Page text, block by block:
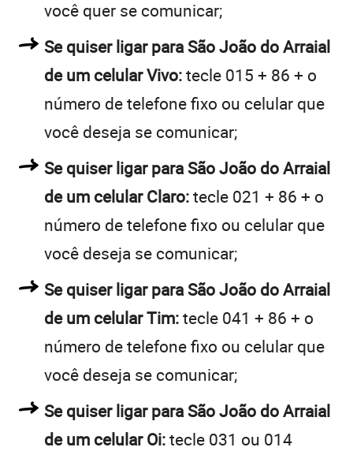
você quer se comunicar;
Se quiser ligar para São João do Arraial
de um celular Vivo:tecle 015 + 86 + o
número de telefone fixo ou celular que
você deseja se comunicar;
Se quiser ligar para São João do Arraial
de um celular Claro:tecle 021 + 86 + o
número de telefone fixo ou celular que
você deseja se comunicar;
Se quiser ligar para São João do Arraial
de um celular Tim:tecle 041 + 86 + o
número de telefone fixo ou celular que
você deseja se comunicar;
Se quiser ligar para São João do Arraial
de um celular Oi:tecle 031 ou 014